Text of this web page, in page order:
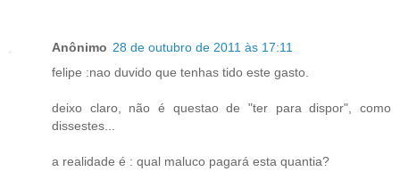
Anônimo 28 de outubro de 2011 às 17:11
felipe :nao duvido que tenhas tido este gasto.
deixo claro, não é questao de "ter para dispor", como
dissestes...
a realidade é : qual maluco pagará esta quantia?